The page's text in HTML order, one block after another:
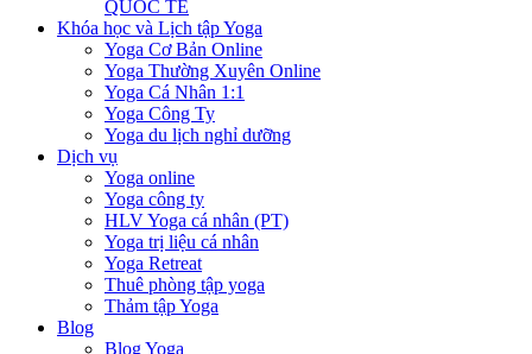
QUỐC TẾ
Khóa học và Lịch tập Yoga
Yoga Cơ Bản Online
Yoga Thường Xuyên Online
Yoga Cá Nhân 1:1
Yoga Công Ty
Yoga du lịch nghỉ dưỡng
Dịch vụ
Yoga online
Yoga công ty
HLV Yoga cá nhân (PT)
Yoga trị liệu cá nhân
Yoga Retreat
Thuê phòng tập yoga
Thảm tập Yoga
Blog
Blog Yoga